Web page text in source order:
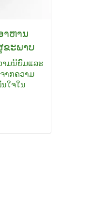
າຫານ
ຂະພາບ
າມນິຍົມແລະ
າກຄວາມ
ໃຈໃນ